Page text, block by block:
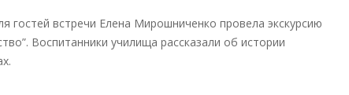
гостей встречи Елена Мирошниченко провела экскурсию
Воспитанники училища рассказали об истории